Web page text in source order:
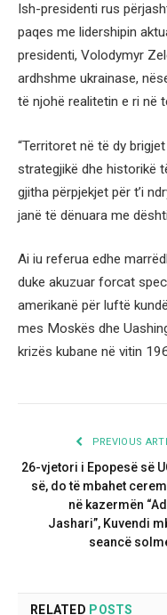
Ish-presidenti rus
paqes me lidershipin
presidenti, Volodymyr
ardhshme ukrainase,
të njohë realitetin e ri në
“Territoret në të dy
strategjikë dhe historikë
gjitha përpjekjet për t’i
janë të dënuara me
Ai iu referua edhe
duke akuzuar forcat
amerikanë për luftë
mes Moskës dhe
krizës kubane në vitin
PREVIOUS
26-vjetori i Epopesë së
së, do të mbahet
në kazermën
Jashari”, Kuvendi
seancë
RELATED POSTS